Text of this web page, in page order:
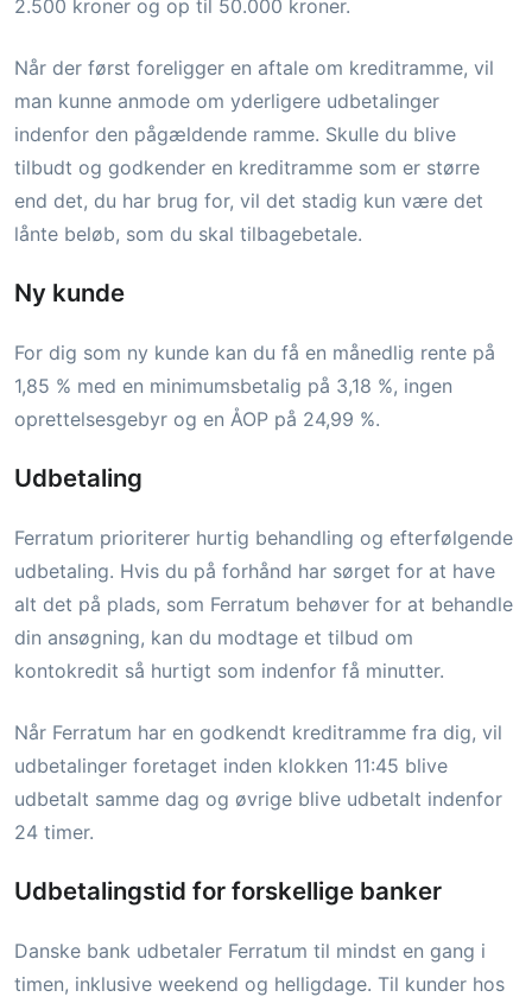
2.500 kroner og op til 50.000 kroner.
Når der først foreligger en aftale om kreditramme, vil
man kunne anmode om yderligere udbetalinger
indenfor den pågældende ramme. Skulle du blive
tilbudt og godkender en kreditramme som er større
end det, du har brug for, vil det stadig kun være det
lånte beløb, som du skal tilbagebetale.
Ny kunde
For dig som ny kunde kan du få en månedlig rente på
1,85 % med en minimumsbetalig på 3,18 %, ingen
oprettelsesgebyr og en ÅOP på 24,99 %.
Udbetaling
Ferratum prioriterer hurtig behandling og efterfølgende
udbetaling. Hvis du på forhånd har sørget for at have
alt det på plads, som Ferratum behøver for at behandle
din ansøgning, kan du modtage et tilbud om
kontokredit så hurtigt som indenfor få minutter.
Når Ferratum har en godkendt kreditramme fra dig, vil
udbetalinger foretaget inden klokken 11:45 blive
udbetalt samme dag og øvrige blive udbetalt indenfor
24 timer.
Udbetalingstid for forskellige banker
Danske bank udbetaler Ferratum til mindst en gang i
timen, inklusive weekend og helligdage. Til kunder hos